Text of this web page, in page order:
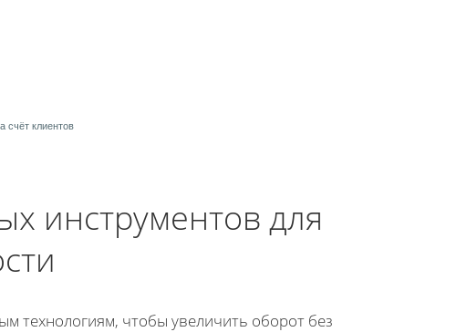
счёт клиентов
инструментов для
технологиям, чтобы увеличить оборот без